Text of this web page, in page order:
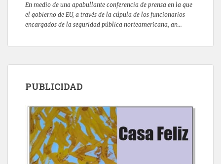
En medio de una apabullante conferencia de prensa en la que
el gobierno de EU, a través de la cúpula de los funcionarios
encargados de la seguridad pública norteamericana, an...
PUBLICIDAD